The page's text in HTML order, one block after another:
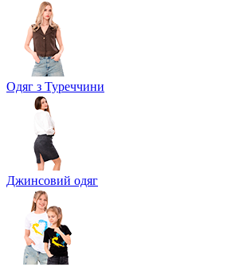
Одяг з Туреччини
Джинсовий одяг